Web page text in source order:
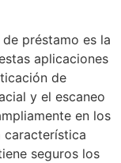
préstamo es la
aplicaciones
de
y el escaneo
en los
característica
seguros los